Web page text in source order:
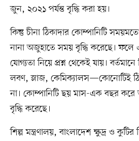
জুন, ২০২১ পর্যন্ত বৃদ্ধি করা হয়।
কিন্তু চীনা ঠিকাদার কোম্পানিটি
নানা অজুহাতে সময় বৃদ্ধি করেছে।
যোগ্যতা নিয়ে প্রশ্ন থেকেই যায়।
লবণ, স্লাজ, কেমিক্যালস—কোনোটিই
না। কোম্পানিটি ছয় মাস-এক বছর
বৃদ্ধি করেছে।
শিল্প মন্ত্রণালয়, বাংলাদেশ ক্ষুদ্র ও